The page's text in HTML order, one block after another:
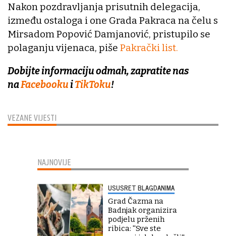
VEZANE VIJESTI
Nakon pozdravljanja prisutnih delegacija,
između ostaloga i one Grada Pakraca na čelu s
Mirsadom Popović Damjanović, pristupilo se
polaganju vijenaca, piše Pakrački list.
Dobijte informaciju odmah, zapratite nas
naFacebookuiTikToku!
NAJNOVIJE
USUSRET BLAGDANIMA
Grad Čazma na
Badnjak organizira
podjelu prženih
ribica: ''Sve ste